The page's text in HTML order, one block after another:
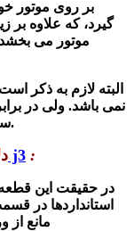
گیرد، که علاوه
موتور می
البته لازم به ذکر
نمی باشد. ولی در
سادگی ها در برابر گرمای موتور ذوب نمی شود.
قاب روی موتور جک j3 :
-در حقیقت این
استانداردها در
مانع از